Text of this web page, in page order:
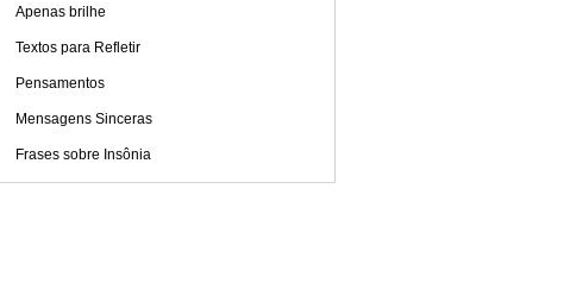
Apenas brilhe
Textos para Refletir
Pensamentos
Mensagens Sinceras
Frases sobre Insônia